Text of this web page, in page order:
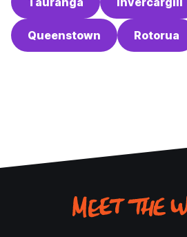
Queenstown Rotorua